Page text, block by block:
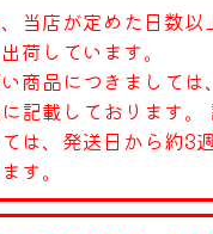
当店が定めた日数以
荷しています。
商品につきましては
記載しております。
は、発送日から約3
す。